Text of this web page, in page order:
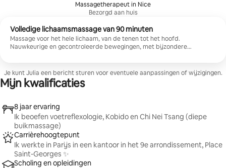
Massagetherapeut in Nice
Bezorgd aan huis
Volledige lichaamsmassage van 90 minuten
Massage voor het hele lichaam, van de tenen tot het hoofd.
Nauwkeurige en gecontroleerde bewegingen, met bijzondere
behoeften, voor een perfect afgestemd ontspannend moment.
Je kunt Julia een bericht sturen voor eventuele aanpassingen of wijzigingen.
Mijn kwalificaties
8 jaar ervaring
Ik beoefen voetreflexologie, Kobido en Chi Nei Tsang (diepe
buikmassage)
Carrièrehoogtepunt
Ik werkte in Parijs in een kantoor in het 9e arrondissement, Place
Saint-Georges ✨
Scholing en opleidingen